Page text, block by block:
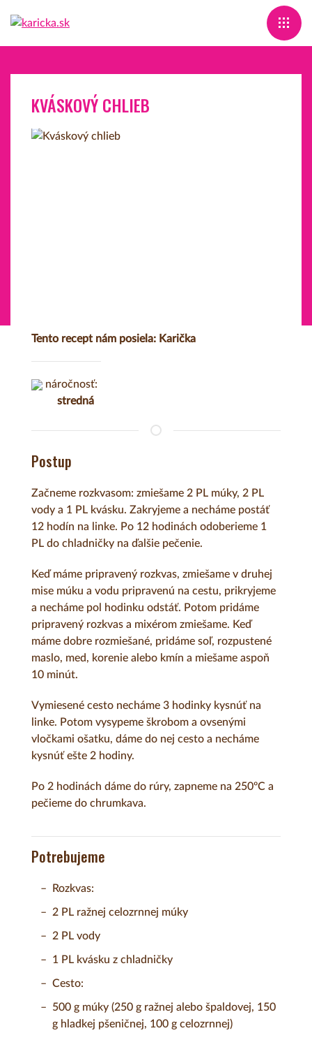
KVÁSKOVÝ CHLIEB
Tento recept nám posiela: Karička
náročnosť:
stredná
Postup
Začneme rozkvasom: zmiešame 2 PL múky, 2 PL
vody a 1 PL kvásku. Zakryjeme a necháme postáť
12 hodín na linke. Po 12 hodinách odoberieme 1
PL do chladničky na ďalšie pečenie.
Keď máme pripravený rozkvas, zmiešame v druhej
mise múku a vodu pripravenú na cestu, prikryjeme
a necháme pol hodinku odstáť. Potom pridáme
pripravený rozkvas a mixérom zmiešame. Keď
máme dobre rozmiešané, pridáme soľ, rozpustené
maslo, med, korenie alebo kmín a miešame aspoň
10 minút.
Vymiesené cesto necháme 3 hodinky kysnúť na
linke. Potom vysypeme škrobom a ovsenými
vločkami ošatku, dáme do nej cesto a necháme
kysnúť ešte 2 hodiny.
Po 2 hodinách dáme do rúry, zapneme na 250ºC a
pečieme do chrumkava.
Potrebujeme
Rozkvas:
2 PL ražnej celozrnnej múky
2 PL vody
1 PL kvásku z chladničky
Cesto:
500 g múky (250 g ražnej alebo špaldovej, 150
g hladkej pšeničnej, 100 g celozrnnej)